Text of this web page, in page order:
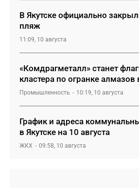
В Якутске официально
пляж
11:09, 10 августа
«Комдрагметалл» станет
кластера по огранке алмазов
Промышленность 10:19, 10 августа
График и адреса
в Якутске на 10 августа
ЖКХ 09:58, 10 августа